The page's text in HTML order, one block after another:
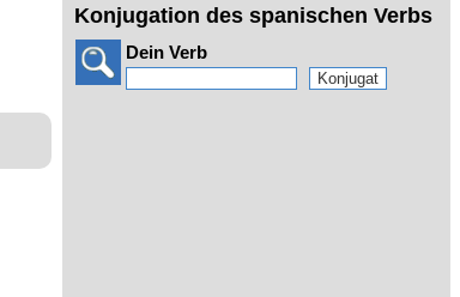
Konjugation des spanischen Verbs
Dein Verb